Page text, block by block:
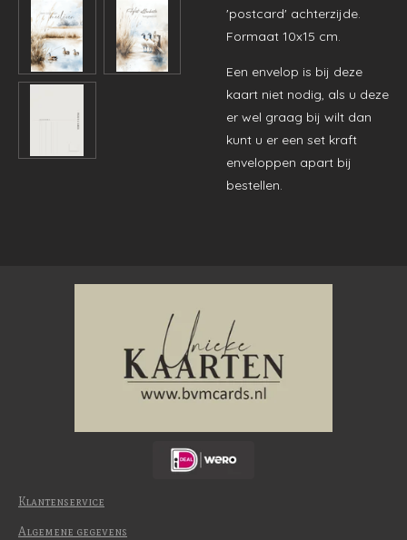
'postcard' achterzijde.
Formaat 10x15 cm.
Een envelop is bij deze
kaart niet nodig, als u deze
er wel graag bij wilt dan
kunt u er een set kraft
enveloppen apart bij
bestellen.
Klantenservice
Algemene gegevens